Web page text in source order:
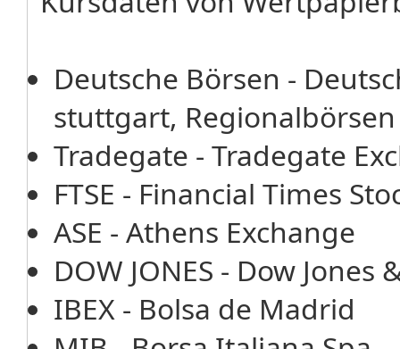
Deutsche Börsen -
stuttgart, Regionalbörsen
Tradegate - Tradegate
FTSE - Financial Times
ASE - Athens Exchange
DOW JONES - Dow Jones
IBEX - Bolsa de Madrid